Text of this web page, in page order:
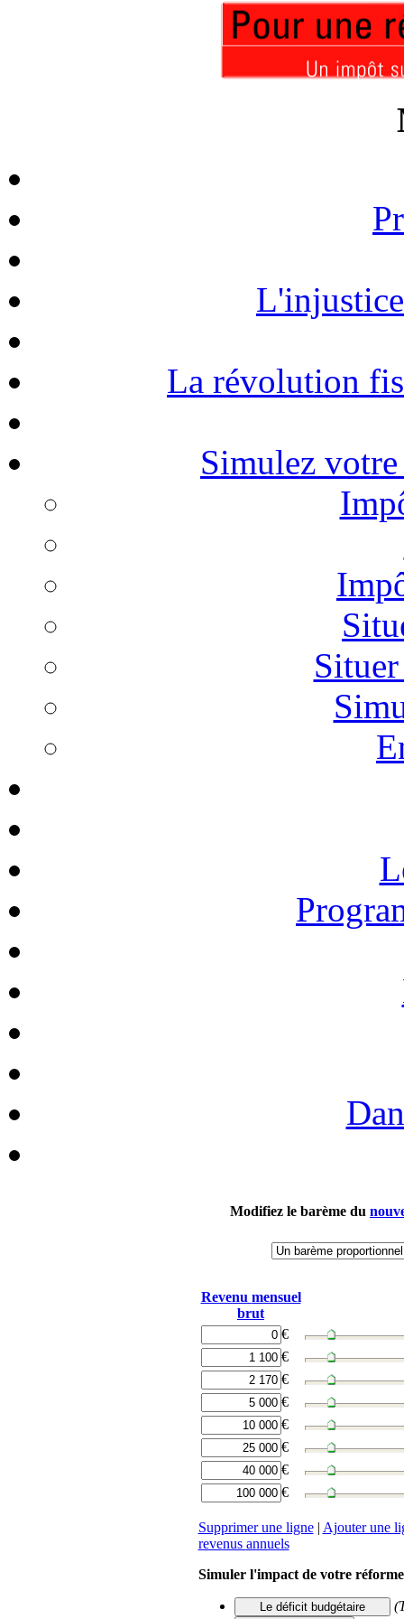
La révolution
Simulez
Modifiez le barème du
Revenu mensuel
brut
€
€
€
€
€
€
€
€
Supprimer une ligne| Ajouter une
revenus annuels
Simuler l'impact de votre